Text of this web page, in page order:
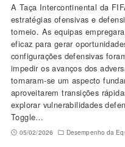
A Taça Intercontinental da
estratégias ofensivas e
torneio. As equipas
eficaz para gerar
configurações defensivas
impedir os avanços dos
tornaram-se um aspecto
aproveitarem transições
explorar vulnerabilidades
Toggle…
05/02/2026 Desempenho da